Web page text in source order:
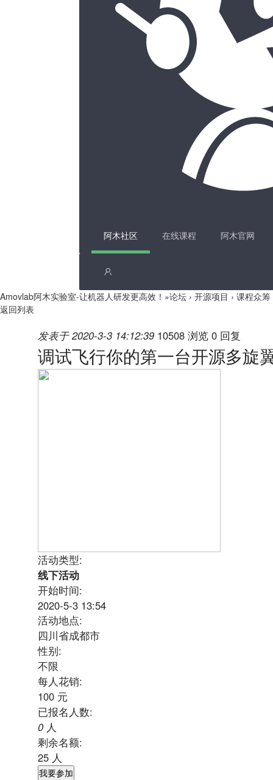
阿木社区 在线课程 阿木官网
Amovlab阿木实验室-让机器人研发更高效！ »论坛 › 开源项目 › 课程众筹
返回列表
发表于 2020-3-3 14:12:39 10508 浏览 0 回复
调试飞行你的第一台开源多旋
活动类型:
线下活动
开始时间:
2020-5-3 13:54
活动地点:
四川省成都市
性别:
不限
每人花销:
100 元
已报名人数:
0 人
剩余名额:
25 人
我要参加